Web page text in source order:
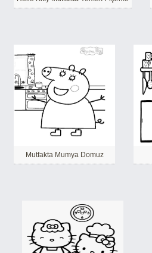
Mutfakta Mumya Domuz